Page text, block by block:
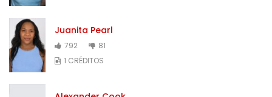
Juanita Pearl
792
81
1 CRÉDITOS